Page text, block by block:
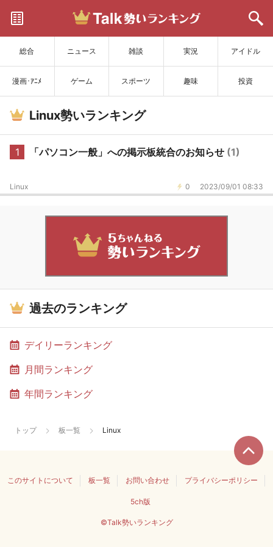
総合 ニュース 雑談 実況 アイドル
漫画･ｱﾆﾒ ゲーム スポーツ 趣味 投資
サイトを更新
Linux勢いランキング
1 「パソコン一般」への掲示板統合のお知らせ (1)
0 2023/09/01 08:33
Linux
過去のランキング
デイリーランキング
月間ランキング
年間ランキング
トップ 板一覧 Linux
このサイトについて 板一覧 お問い合わせ プライバシーポリシー
5ch版
©Talk勢いランキング